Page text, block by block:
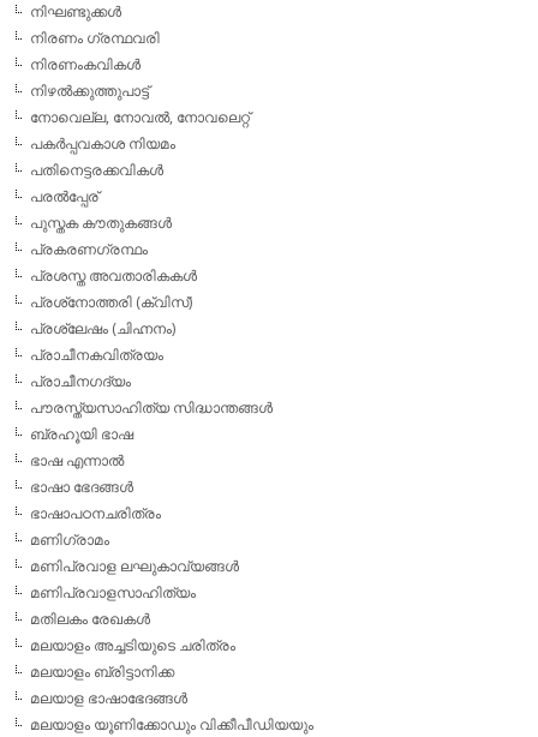
നിഘണ്ടുക്കള്‍
നിരണം ഗ്രന്ഥവരി
നിരണംകവികള്‍
നിഴല്‍ക്കുത്തുപാട്ട്
നോവെല്ല, നോവല്‍, നോവലെറ്റ്
പകര്‍പ്പവകാശ നിയമം
പതിനെട്ടരക്കവികള്‍
പരല്‍പ്പേര്
പുസ്തക കൗതുകങ്ങള്‍
പ്രകരണഗ്രന്ഥം
പ്രശസ്ത അവതാരികകള്‍
പ്രശ്‌നോത്തരി (ക്വിസ്)
പ്രശ്ലേഷം (ചിഹ്നനം)
പ്രാചീനകവിത്രയം
പ്രാചീനഗദ്യം
പൗരസ്ത്യസാഹിത്യ സിദ്ധാന്തങ്ങള്‍
ബ്രഹൂയി ഭാഷ
ഭാഷ എന്നാല്‍
ഭാഷാ ഭേദങ്ങള്‍
ഭാഷാപഠനചരിത്രം
മണിഗ്രാമം
മണിപ്രവാള ലഘുകാവ്യങ്ങള്‍
മണിപ്രവാളസാഹിത്യം
മതിലകം രേഖകള്‍
മലയാളം അച്ചടിയുടെ ചരിത്രം
മലയാളം ബ്രിട്ടാനിക്ക
മലയാള ഭാഷാഭേദങ്ങള്‍
മലയാളം യൂണിക്കോഡും വിക്കീപീഡിയയും